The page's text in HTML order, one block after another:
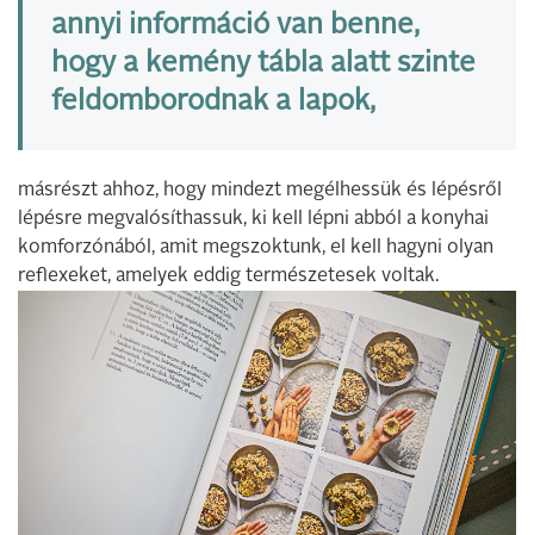
annyi információ van benne,
hogy a kemény tábla alatt szinte
feldomborodnak a lapok,
másrészt ahhoz, hogy mindezt megélhessük és lépésről
lépésre megvalósíthassuk, ki kell lépni abból a konyhai
komforzónából, amit megszoktunk, el kell hagyni olyan
reflexeket, amelyek eddig természetesek voltak.